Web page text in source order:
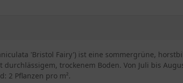
'Bristol Fairy') ist eine sommergrüne,
trockenem Boden. Von Juli bis
2 Pflanzen pro m².